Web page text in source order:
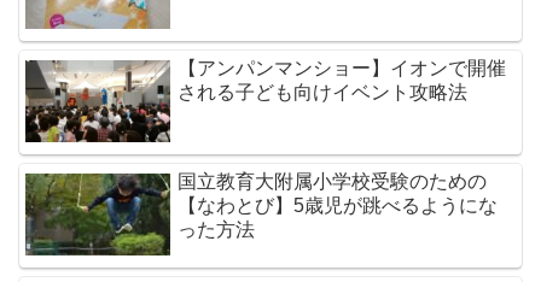
【アンパンマンショー】イオンで開催
される子ども向けイベント攻略法
国立教育大附属小学校受験のための
【なわとび】5歳児が跳べるようにな
った方法